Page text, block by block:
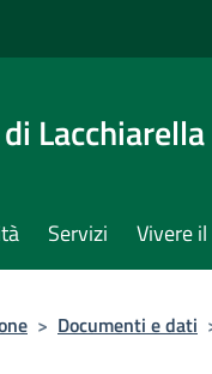
Lacchiarella
Servizi Vivere
> Documenti e dati